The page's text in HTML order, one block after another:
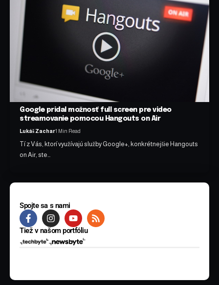
Google pridal možnosť full screen pre video
streamovanie pomocou Hangouts on Air
Lukáš Zachar1 Min Read
Tí z Vás, ktorí využívajú služby Google+, konkrétnejšie Hangouts
on Air, ste…
Spojte sa s nami
Tiež v našom portfóliu